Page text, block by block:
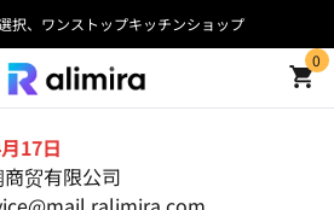
択、ワンストップキッチンショップ
0
17日
贸有限公司